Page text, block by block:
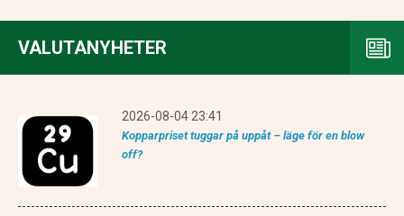
VALUTANYHETER
2026-08-04 23:41
Kopparpriset tuggar på uppåt – läge för en blow
off?